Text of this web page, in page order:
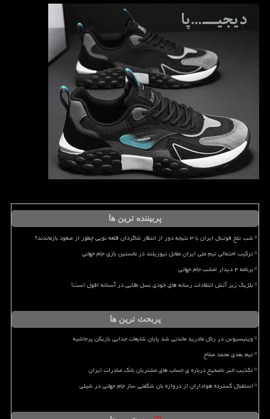
پربیننده ترین ها
شب تلخ فوتبال ایران با ۳ نتیجه دور از انتظار شاگردان قلعه نویی چطور از صعود بازماندند؟
ترکیب احتمالی تیم ملی ایران مقابل نیوزیلند در نخستین بازی جام جهانی
برنامه ۴ دیدار امشب جام جهانی
بلژیک زیر آتش انتقادات رسانه های خودی نسل طلایی در آستانه افول است!
پربحث ترین ها
وینیسیوس در رئال مادرید ماندنی شد پایان شایعات جدایی بازیکن پرحاشیه
تیم بعدی محمد صلاح
تکذیب خبر ناصحیح درباره ی حساب های مشتریان بانک صادرات ایران
استقبال گسترده هواداران از دروازه بان شگفتی ساز جام جهانی در شیلی